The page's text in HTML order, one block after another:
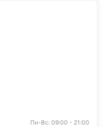
Пн-Вс: 09:00 - 21:00